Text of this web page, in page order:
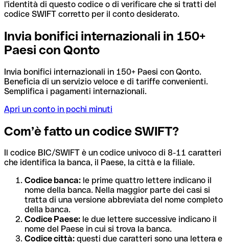
l'identità di questo codice o di verificare che si tratti del
codice SWIFT corretto per il conto desiderato.
Invia bonifici internazionali in 150+
Paesi con Qonto
Invia bonifici internazionali in 150+ Paesi con Qonto.
Beneficia di un servizio veloce e di tariffe convenienti.
Semplifica i pagamenti internazionali.
Apri un conto in pochi minuti
Com’è fatto un codice SWIFT?
Il codice BIC/SWIFT è un codice univoco di 8-11 caratteri
che identifica la banca, il Paese, la città e la filiale.
Codice banca: le prime quattro lettere indicano il
nome della banca. Nella maggior parte dei casi si
tratta di una versione abbreviata del nome completo
della banca.
Codice Paese: le due lettere successive indicano il
nome del Paese in cui si trova la banca.
Codice città: questi due caratteri sono una lettera e